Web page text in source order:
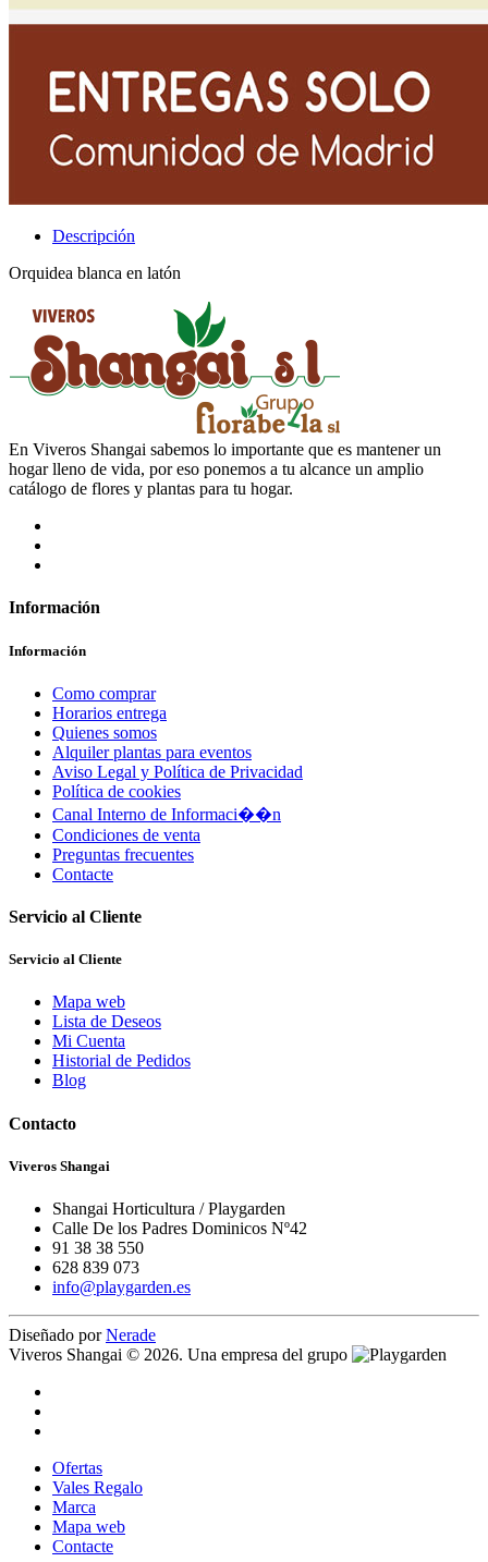
Descripción
Orquidea blanca en latón
En Viveros Shangai sabemos lo importante que es mantener un
hogar lleno de vida, por eso ponemos a tu alcance un amplio
catálogo de flores y plantas para tu hogar.
Información
Información
Como comprar
Horarios entrega
Quienes somos
Alquiler plantas para eventos
Aviso Legal y Política de Privacidad
Política de cookies
Canal Interno de Informaci��n
Condiciones de venta
Preguntas frecuentes
Contacte
Servicio al Cliente
Servicio al Cliente
Mapa web
Lista de Deseos
Mi Cuenta
Historial de Pedidos
Blog
Contacto
Viveros Shangai
Shangai Horticultura / Playgarden
Calle De los Padres Dominicos Nº42
91 38 38 550
628 839 073
info@playgarden.es
Diseñado porNerade
Viveros Shangai © 2026. Una empresa del grupo
Ofertas
Vales Regalo
Marca
Mapa web
Contacte